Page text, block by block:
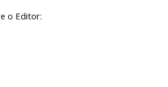
VIKING ROUBADO FOI
o Editor: